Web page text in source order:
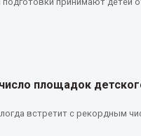
площадок
встретит с рекордным